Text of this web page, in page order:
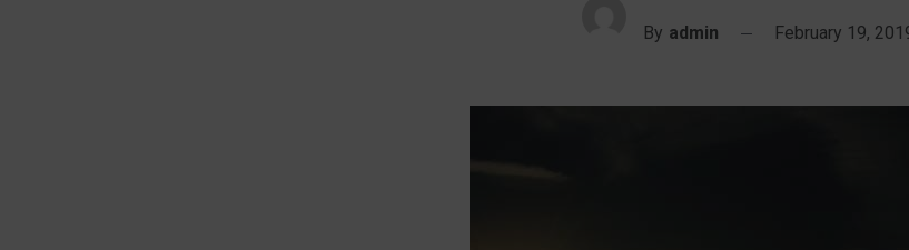
By admin February 19,